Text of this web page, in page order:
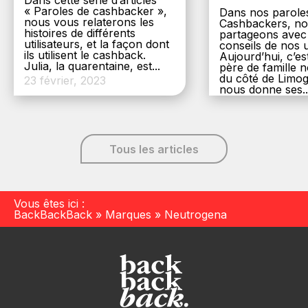
« Paroles de cashbacker »,
nous vous relaterons les
histoires de différents
utilisateurs, et la façon dont
ils utilisent le cashback.
Julia, la quarentaine, est...
23 février, 2023
Dans nos
Cashbackers,
partageons
conseils de nos
Aujourd’hui,
père de famille
du côté de
nous donne
Tous les articles
Vous êtes ici :
BackBackBack » Marques » Neutrogena